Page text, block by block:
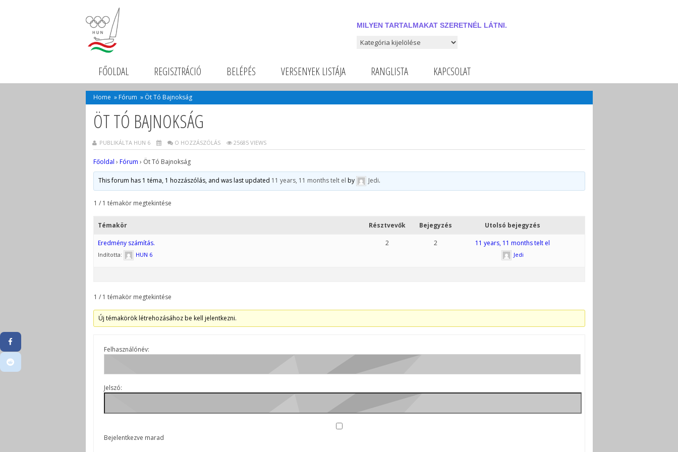
MILYEN TARTALMAKAT SZERETNÉL LÁTNI.
Milyen tartalmakat szeretnél látni.
FŐOLDAL REGISZTRÁCIÓ BELÉPÉS VERSENYEK LISTÁJA RANGLISTA KAPCSOLAT
Home » Fórum » Öt Tó Bajnokság
ÖT TÓ BAJNOKSÁG
PUBLIKÁLTA HUN 6 O HOZZÁSZÓLÁS 25685 VIEWS
Főoldal › Fórum › Öt Tó Bajnokság
This forum has 1 téma, 1 hozzászólás, and was last updated 11 years, 11 months telt el by Jedi.
1 / 1 témakör megtekintése
Témakör Résztvevők Bejegyzés Utolsó bejegyzés
Eredmény számítás.
Indította: HUN 6
2 2 11 years, 11 months telt el
Jedi
1 / 1 témakör megtekintése
Új témakörök létrehozásához be kell jelentkezni.
Felhasználónév:
Jelszó:
Bejelentkezve marad